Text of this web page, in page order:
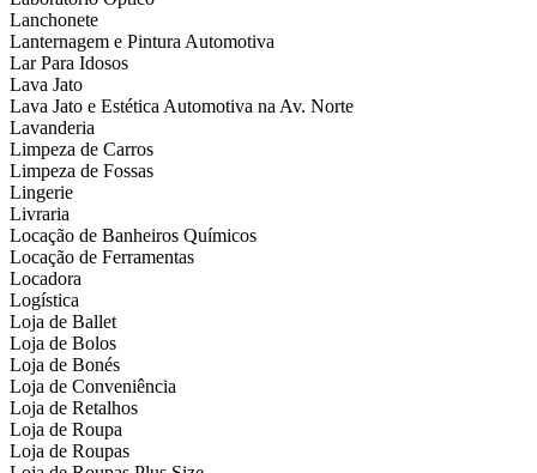
Lanchonete
Lanternagem e Pintura Automotiva
Lar Para Idosos
Lava Jato
Lava Jato e Estética Automotiva na Av. Norte
Lavanderia
Limpeza de Carros
Limpeza de Fossas
Lingerie
Livraria
Locação de Banheiros Químicos
Locação de Ferramentas
Locadora
Logística
Loja de Ballet
Loja de Bolos
Loja de Bonés
Loja de Conveniência
Loja de Retalhos
Loja de Roupa
Loja de Roupas